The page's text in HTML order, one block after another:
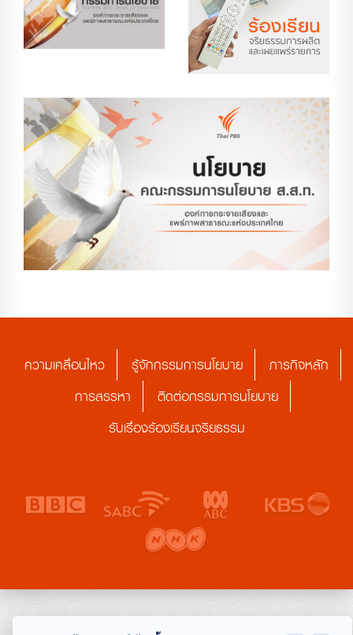
ความเคลื่อนไหว รู้จักกรรมการนโยบาย
ภารกิจหลัก
การสรรหา
ติดต่อกรรมการนโยบาย
รับเรื่องร้องเรียนจริยธรรม